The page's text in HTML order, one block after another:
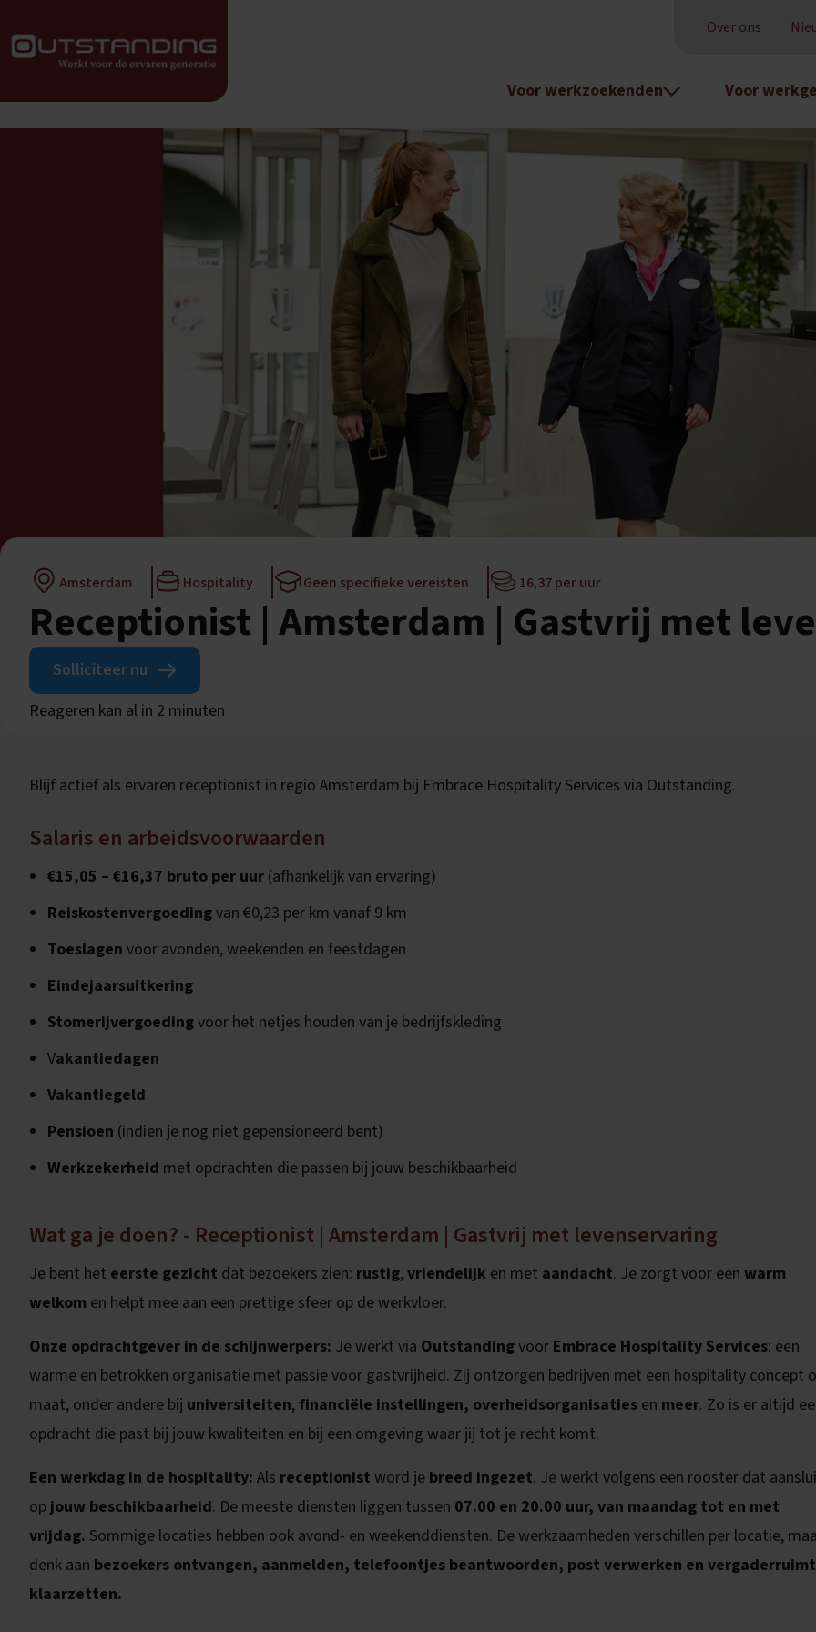
Over ons
Voor werkzoekenden Voor
Amsterdam Hospitality Geen specifieke vereisten 16,37 per uur
Receptionist | Amsterdam | Gastvrij met
Solliciteer nu
Reageren kan al in 2 minuten
Blijf actief als ervaren receptionist in regio Amsterdam bij Embrace Hospitality Services via Outstanding.
Salaris en arbeidsvoorwaarden
€15,05 – €16,37 bruto per uur (afhankelijk van ervaring)
Reiskostenvergoedingvan €0,23 per km vanaf 9 km
Toeslagen voor avonden, weekenden en feestdagen
Eindejaarsuitkering
Stomerijvergoedingvoor het netjes houden van je bedrijfskleding
Vakantiedagen
Vakantiegeld
Pensioen (indien je nog niet gepensioneerd bent)
Werkzekerheid met opdrachten die passen bij jouw beschikbaarheid
Wat ga je doen? - Receptionist | Amsterdam | Gastvrij met levenservaring
Je bent het eerste gezicht dat bezoekers zien: rustig,vriendelijk en met aandacht. Je zorgt voor een warm
welkom en helpt mee aan een prettige sfeer op de werkvloer.
Onze opdrachtgever in de schijnwerpers: Je werkt via Outstandingvoor Embrace Hospitality Services: een
warme en betrokken organisatie met passie voor gastvrijheid. Zij ontzorgen bedrijven met een hospitality concept
maat, onder andere bij universiteiten,financiële instellingen, overheidsorganisaties en meer. Zo is er altijd
opdracht die past bij jouw kwaliteiten en bij een omgeving waar jij tot je recht komt.
Een werkdag in de hospitality: Als receptionist word je breed ingezet. Je werkt volgens een rooster dat
opjouw beschikbaarheid. De meeste diensten liggen tussen 07.00 en 20.00 uur, van maandag tot en met
vrijdag. Sommige locaties hebben ook avond- en weekenddiensten. De werkzaamheden verschillen per locatie,
denk aan bezoekers ontvangen, aanmelden, telefoontjes beantwoorden, post verwerken en
klaarzetten.